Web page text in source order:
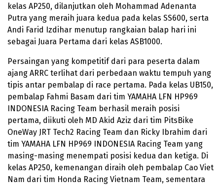
kelas AP250, dilanjutkan oleh Mohammad Adenanta
Putra yang meraih juara kedua pada kelas SS600, serta
Andi Farid Izdihar menutup rangkaian balap hari ini
sebagai Juara Pertama dari kelas ASB1000.
Persaingan yang kompetitif dari para peserta dalam
ajang ARRC terlihat dari perbedaan waktu tempuh yang
tipis antar pembalap di race pertama. Pada kelas UB150,
pembalap Fahmi Basam dari tim YAMAHA LFN HP969
INDONESIA Racing Team berhasil meraih posisi
pertama, diikuti oleh MD Akid Aziz dari tim PitsBike
OneWay JRT Tech2 Racing Team dan Ricky Ibrahim dari
tim YAMAHA LFN HP969 INDONESIA Racing Team yang
masing-masing menempati posisi kedua dan ketiga. Di
kelas AP250, kemenangan diraih oleh pembalap Cao Viet
Nam dari tim Honda Racing Vietnam Team, sementara